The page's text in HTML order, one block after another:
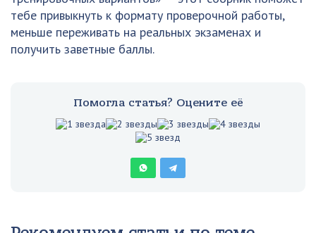
тебе привыкнуть к формату проверочной работы,
меньше переживать на реальных экзаменах и
получить заветные баллы.
Помогла статья? Оцените её